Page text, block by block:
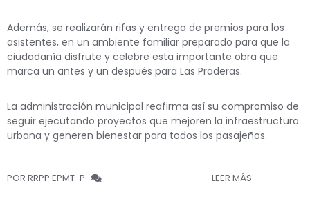
Además, se realizarán rifas y entrega de premios para los
asistentes, en un ambiente familiar preparado para que la
ciudadanía disfrute y celebre esta importante obra que
marca un antes y un después para Las Praderas.
La administración municipal reafirma así su compromiso de
seguir ejecutando proyectos que mejoren la infraestructura
urbana y generen bienestar para todos los pasajeños.
POR RRPP EPMT-P LEER MÁS